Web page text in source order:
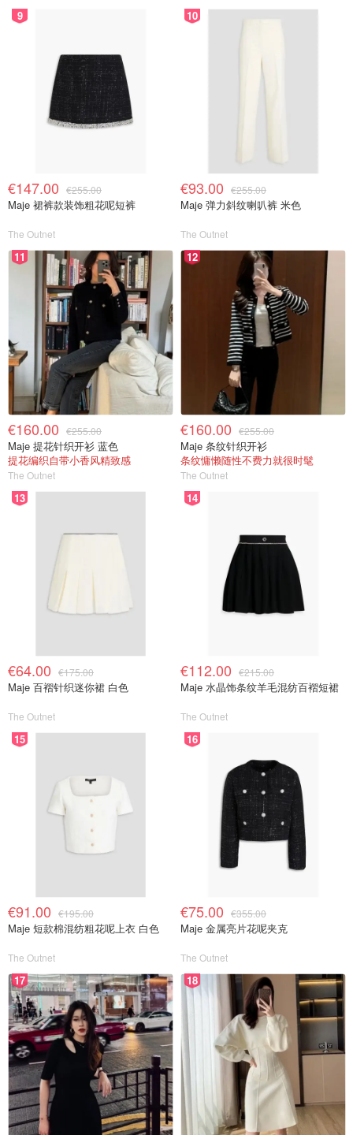
9
€147.00 €255.00
Maje 裙裤款装饰粗花呢短裤
The Outnet
10
€93.00 €255.00
Maje 弹力斜纹喇叭裤 米色
The Outnet
11
€160.00 €255.00
Maje 提花针织开衫 蓝色
提花编织自带小香风精致感
The Outnet
12
€160.00 €255.00
Maje 条纹针织开衫
条纹慵懒随性不费力就很时髦
The Outnet
13
€64.00 €175.00
Maje 百褶针织迷你裙 白色
The Outnet
14
€112.00 €215.00
Maje 水晶饰条纹羊毛混纺百褶短裙
The Outnet
15
€91.00 €195.00
Maje 短款棉混纺粗花呢上衣 白色
The Outnet
16
€75.00 €355.00
Maje 金属亮片花呢夹克
The Outnet
17 18